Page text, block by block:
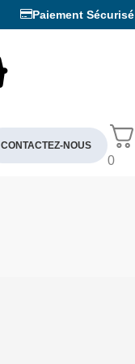
Paiement Sécurisé
CONTACTEZ-NOUS
0